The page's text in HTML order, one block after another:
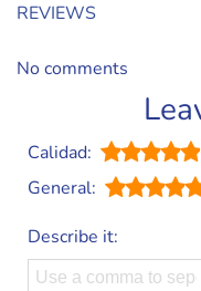
REVIEWS
No comments
Calidad:
General:
Describe it: